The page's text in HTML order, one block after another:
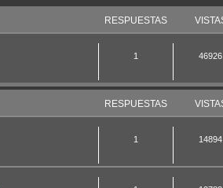
RESPUESTAS
1 46926
RESPUESTAS
1 14894